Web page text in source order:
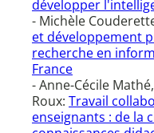
développer
- Michèle
et développement
recherche en
France
- Anne-Cécile
Roux: Travail
enseignants : de la